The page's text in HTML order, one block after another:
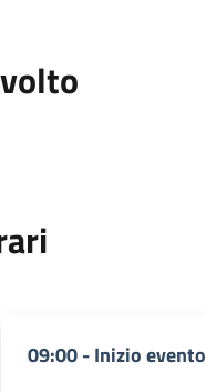
09:00 - Inizio evento